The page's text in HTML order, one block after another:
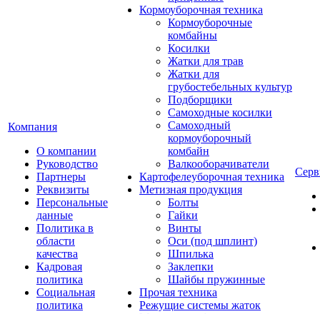
Компания
О компании
Руководство
Партнеры
Реквизиты
Персональные
данные
Политика в
области
качества
Кадровая
политика
Социальная
политика
Кормоуборочная техника
Кормоуборочные
комбайны
Косилки
Жатки для трав
Жатки для
грубостебельных культур
Подборщики
Самоходные косилки
Самоходный
кормоуборочный
комбайн
Валкооборачиватели
Картофелеуборочная техника
Метизная продукция
Болты
Гайки
Винты
Оси (под шплинт)
Шпилька
Заклепки
Шайбы пружинные
Прочая техника
Режущие системы жаток